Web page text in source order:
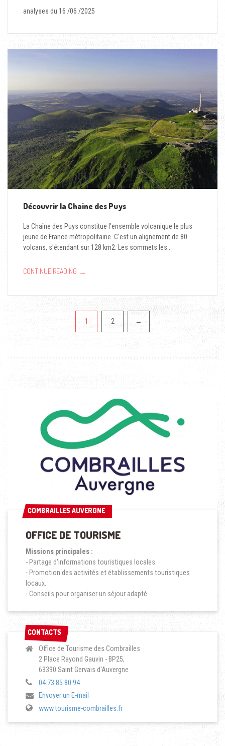
analyses du 16 /06 /2025
Découvrir la Chaine des Puys
La Chaîne des Puys constitue l’ensemble volcanique le plus
jeune de France métropolitaine. C'est un alignement de 80
volcans, s'étendant sur 128 km2. Les sommets les...
CONTINUE READING →
1 2 →
COMBRAILLES AUVERGNE
COMBRAILLES AUVERGNE
OFFICE DE TOURISME
Missions principales :
- Partage d'informations touristiques locales.
- Promotion des activités et établissements touristiques
locaux.
- Conseils pour organiser un séjour adapté.
CONTACTS
CONTACTS
Office de Tourisme des Combrailles
2 Place Rayond Gauvin - BP25,
63390 Saint Gervais d'Auvergne
04.73.85.80.94
Envoyer un E-mail
www.tourisme-combrailles.fr